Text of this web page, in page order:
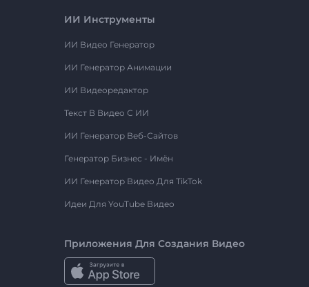
ИИ Инструменты
ИИ Видео Генератор
ИИ Генератор Анимации
ИИ Видеоредактор
Текст В Видео С ИИ
ИИ Генератор Веб-Сайтов
Генератор Бизнес - Имён
ИИ Генератор Видео Для TikTok
Идеи Для YouTube Видео
Приложения Для Создания Видео